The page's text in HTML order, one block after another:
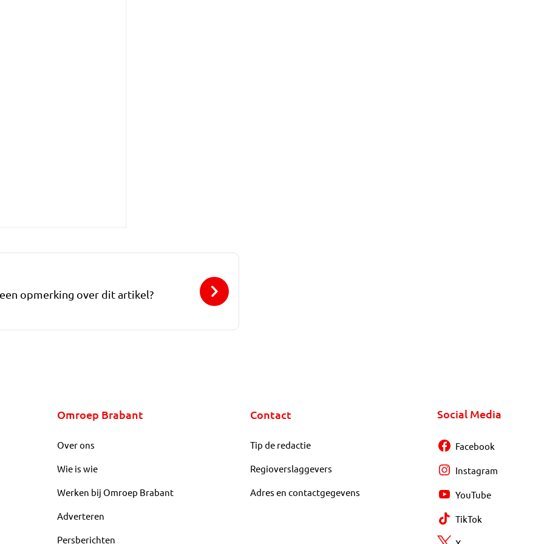
opmerking over dit artikel?
Omroep Brabant
Over ons
Wie is wie
Werken bij Omroep Brabant
Adverteren
Persberichten
Contact
Tip de redactie
Regioverslaggevers
Adres en contactgegevens
Social Media
Facebook
Instagram
YouTube
TikTok